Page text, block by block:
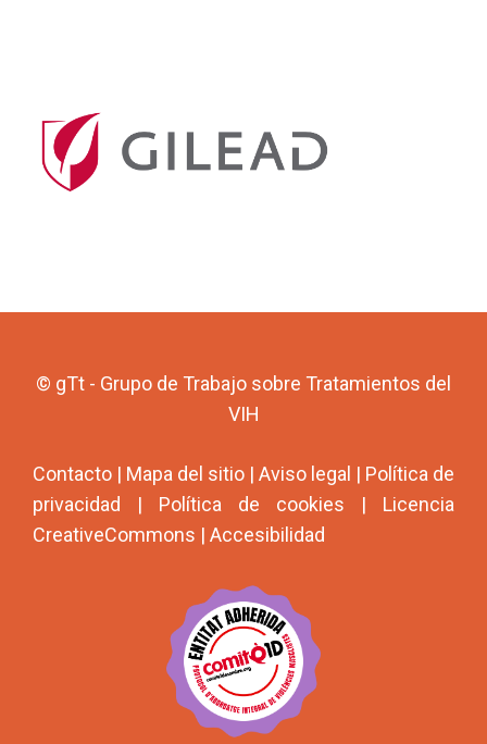
© gTt - Grupo de Trabajo sobre Tratamientos del
VIH
Contacto | Mapa del sitio | Aviso legal | Política de
privacidad | Política de cookies | Licencia
CreativeCommons | Accesibilidad